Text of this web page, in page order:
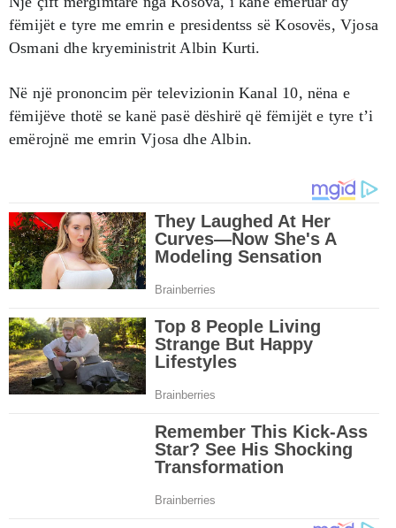
fëmijët e tyre me emrin e presidentss së Kosovës, Vjosa
Osmani dhe kryeministrit Albin Kurti.
Në një prononcim për televizionin Kanal 10, nëna e
fëmijëve thotë se kanë pasë dëshirë që fëmijët e tyre t’i
emërojnë me emrin Vjosa dhe Albin.